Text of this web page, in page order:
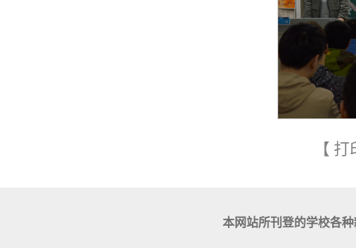
【 打
本网站所刊登的学校各